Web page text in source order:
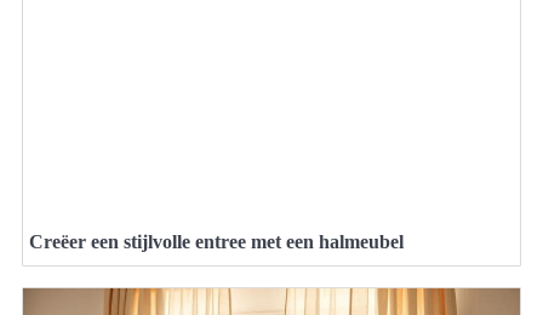
Creëer een stijlvolle entree met een halmeubel